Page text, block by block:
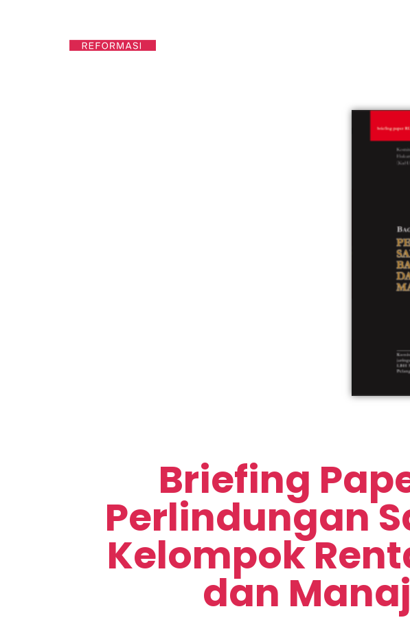
Briefing
Perlindungan
Kelompok
dan